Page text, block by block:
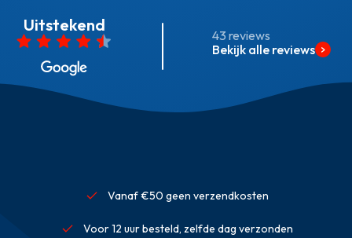
Uitstekend
43 reviews
Bekijk alle reviews
Vanaf €50 geen verzendkosten
Voor 12 uur besteld, zelfde dag verzonden